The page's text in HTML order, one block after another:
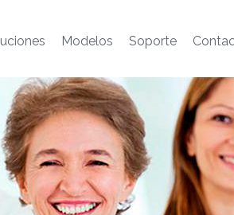
Modelos Soporte